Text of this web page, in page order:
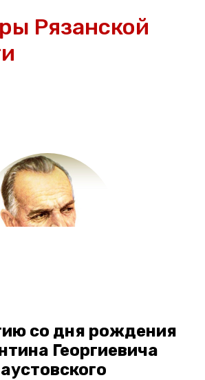
Рязанской
со дня рождения
Георгиевича